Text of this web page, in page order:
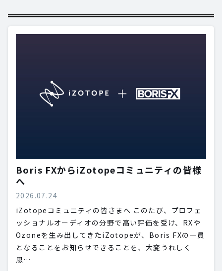
Boris FXからiZotopeコミュニティの皆様
へ
2026.07.24
iZotopeコミュニティの皆さまへ このたび、プロフェ
ッショナルオーディオの分野で高い評価を受け、RXや
Ozoneを生み出してきたiZotopeが、Boris FXの一員
となることをお知らせできることを、大変うれしく
思…